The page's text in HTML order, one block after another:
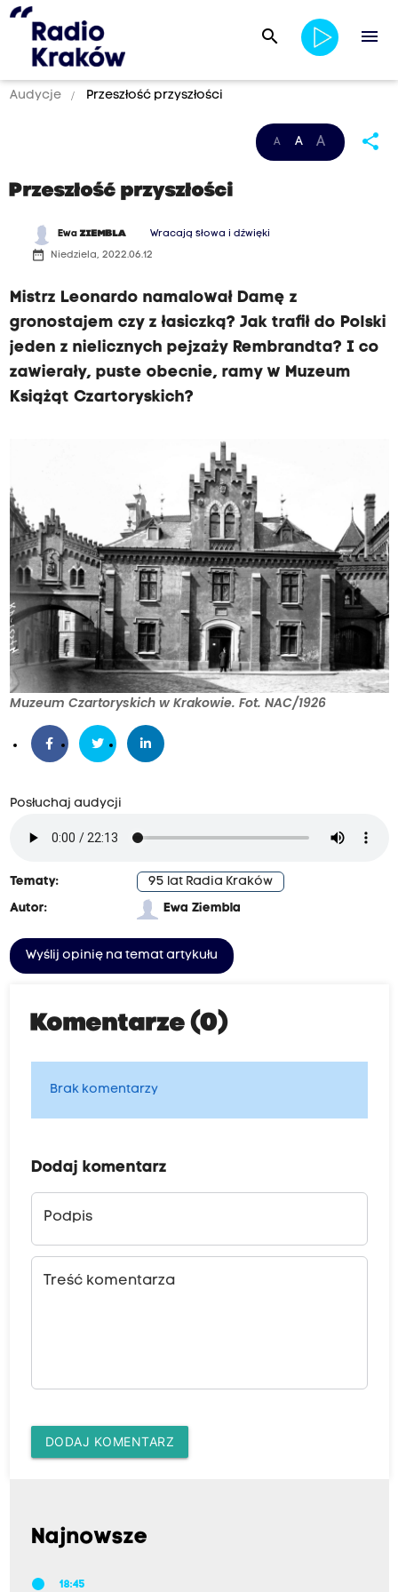
search menu
Audycje Przeszłość przyszłości
A A A share
Przeszłość przyszłości
EwaZIEMBLA Wracają słowa i dźwięki
date_range Niedziela, 2022.06.12
Mistrz Leonardo namalował Damę z
gronostajem czy z łasiczką? Jak trafił do Polski
jeden z nielicznych pejzaży Rembrandta? I co
zawierały, puste obecnie, ramy w Muzeum
Książąt Czartoryskich?
Muzeum Czartoryskich w Krakowie. Fot. NAC/1926
Posłuchaj audycji
Tematy:
95 lat Radia Kraków
Autor:
Ewa Ziembla
Wyślij opinię na temat artykułu
Komentarze (0)
Brak komentarzy
Dodaj komentarz
Podpis
Treść komentarza
DODAJ KOMENTARZ
Najnowsze
18:45